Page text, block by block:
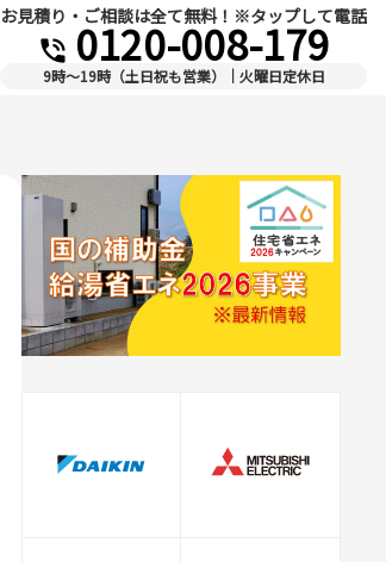
お見積り・ご相談は全て無料！※タップして電話
phone_in_talk 0120-008-179
9時～19時（土日祝も営業）｜火曜日定休日